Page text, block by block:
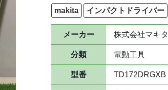
makita インパクトドライバー
メーカー 株式会社マキタ
分類 電動工具
型番 TD172DRGXB